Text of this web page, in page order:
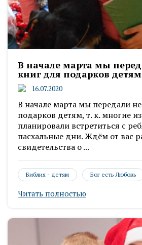
В начале марта мы
книг для подарков детям
16.07.2020
В начале марта мы передали
подарков детям, т. к. многие из
планировали встретиться с
пасхальные дни. Ждём от вас
свидетельства о ...
Библия - детям Бог есть Любовь
Читать полностью